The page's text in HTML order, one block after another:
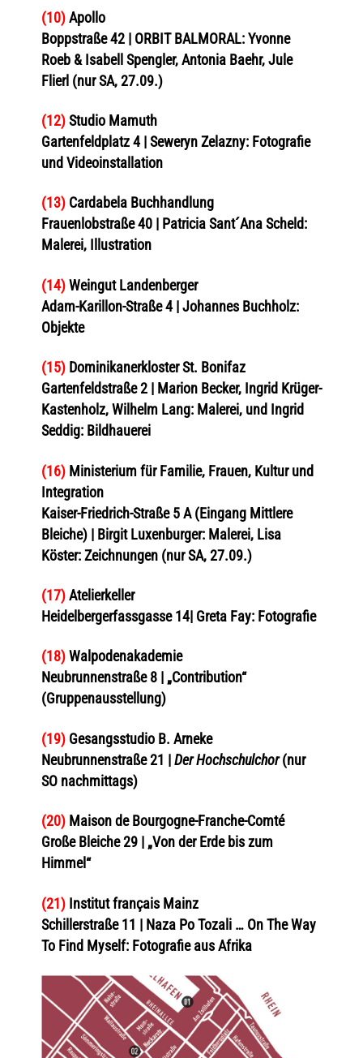
(10)Apollo
Boppstraße 42 | ORBIT BALMORAL: Yvonne
Roeb & Isabell Spengler, Antonia Baehr, Jule
Flierl (nur SA, 27.09.)
(12)Studio Mamuth
Gartenfeldplatz 4 | Seweryn Zelazny: Fotografie
und Videoinstallation
(13)Cardabela Buchhandlung
Frauenlobstraße 40 | Patricia Sant´Ana Scheld:
Malerei, Illustration
(14)Weingut Landenberger
Adam-Karillon-Straße 4 | Johannes Buchholz:
Objekte
(15)Dominikanerkloster St. Bonifaz
Gartenfeldstraße 2 | Marion Becker, Ingrid Krüger-
Kastenholz, Wilhelm Lang: Malerei, und Ingrid
Seddig: Bildhauerei
(16)Ministerium für Familie, Frauen, Kultur und
Integration
Kaiser-Friedrich-Straße 5 A (Eingang Mittlere
Bleiche) | Birgit Luxenburger: Malerei, Lisa
Köster: Zeichnungen (nur SA, 27.09.)
(17)Atelierkeller
Heidelbergerfassgasse 14| Greta Fay: Fotografie
(18)Walpodenakademie
Neubrunnenstraße 8 | „Contribution“
(Gruppenausstellung)
(19)Gesangsstudio B. Arneke
Neubrunnenstraße 21 |Der Hochschulchor(nur
SO nachmittags)
(20)Maison de Bourgogne-Franche-Comté
Große Bleiche 29 | „Von der Erde bis zum
Himmel“
(21)Institut français Mainz
Schillerstraße 11 | Naza Po Tozali … On The Way
To Find Myself: Fotografie aus Afrika